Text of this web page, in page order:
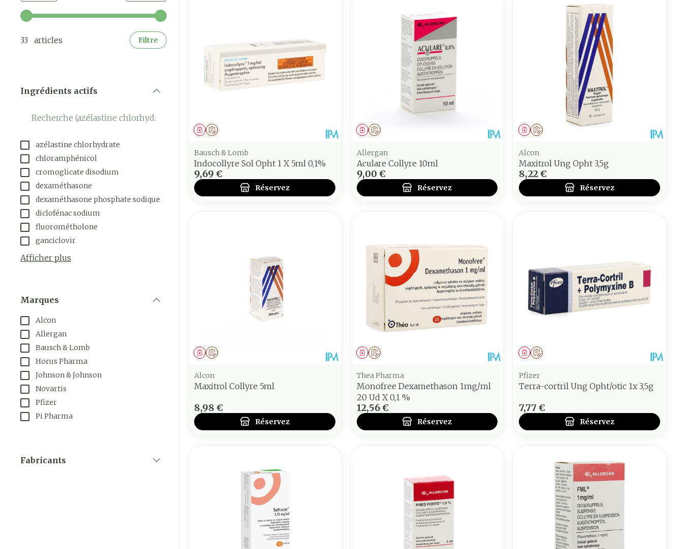
Utilisez les touches fléchées gauche et droite pour ajuster les valeurs minimales et maximales du prix.
33 articles Filtre
Ingrédients actifs
azélastine chlorhydrate
chloramphénicol
cromoglicate disodium
dexaméthasone
dexaméthasone phosphate sodique
diclofénac sodium
fluorométholone
ganciclovir
Afficher plus
Marques
Alcon
Allergan
Bausch & Lomb
Horus Pharma
Johnson & Johnson
Novartis
Pfizer
Pi Pharma
Fabricants
Sur prescription
Médicament
Bausch & Lomb
Indocollyre Sol Opht 1 X 5ml 0,1%
9,69 €
Réservez
Sur prescription
Médicament
Allergan
Aculare Collyre 10ml
9,00 €
Réservez
Sur prescription
Médicament
Alcon
Maxitrol Ung Opht 3,5g
8,22 €
Réservez
Sur prescription
Médicament
Alcon
Maxitrol Collyre 5ml
8,98 €
Réservez
Sur prescription
Médicament
Thea Pharma
Monofree Dexamethason 1mg/ml
20 Ud X 0,1 %
12,56 €
Réservez
Sur prescription
Médicament
Pfizer
Terra-cortril Ung Opht/otic 1x 3,5g
7,77 €
Réservez